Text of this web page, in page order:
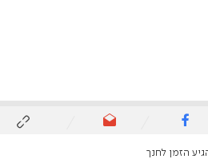
הזמן לחנך